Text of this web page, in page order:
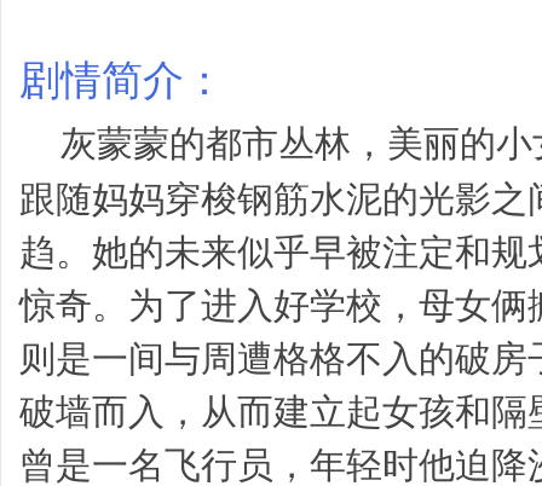
剧情简介 ：
灰蒙蒙的都市丛林，美丽的
跟随妈妈穿梭钢筋水泥的光影
趋。她的未来似乎早被注定和
惊奇。为了进入好学校，母女
则是一间与周遭格格不入的破
破墙而入，从而建立起女孩和
曾是一名飞行员，年轻时他迫